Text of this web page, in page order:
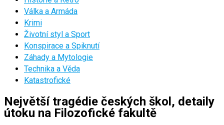
Válka a Armáda
Krimi
Životní styl a Sport
Konspirace a Spiknutí
Záhady a Mytologie
Technika a Věda
Katastrofické
Největší tragédie českých škol, detaily
útoku na Filozofické fakultě